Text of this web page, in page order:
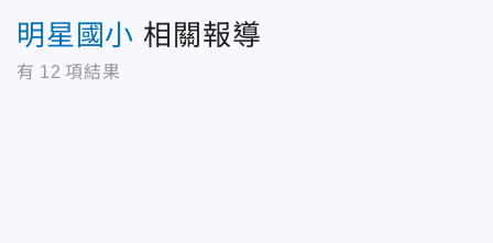
明星國小 相關報導
有 12 項結果